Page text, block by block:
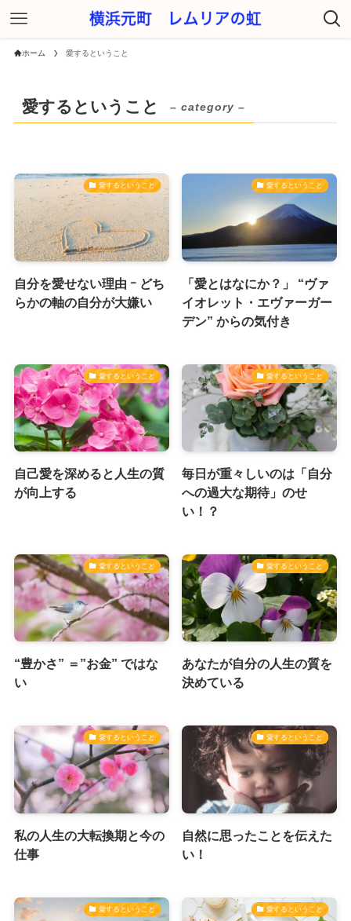
ホーム 愛するということ
愛するということ – category –
愛するということ
自分を愛せない理由 ｰ どち
らかの軸の自分が大嫌い
愛するということ
「愛とはなにか？」 “ヴァ
イオレット・エヴァーガー
デン” からの気付き
愛するということ
自己愛を深めると人生の質
が向上する
愛するということ
毎日が重々しいのは「自分
への過大な期待」のせ
い！？
愛するということ
“豊かさ” ＝”お金” ではな
い
愛するということ
あなたが自分の人生の質を
決めている
愛するということ
私の人生の大転換期と今の
仕事
愛するということ
自然に思ったことを伝えた
い！
愛するということ 愛するということ